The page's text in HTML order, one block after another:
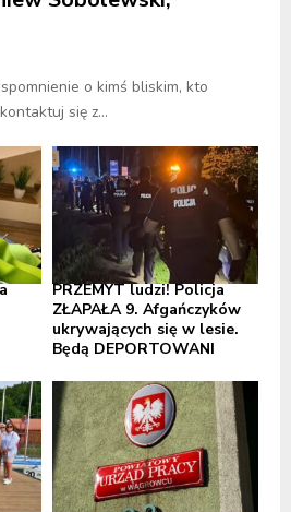
o kimś bliskim, kto
się z...
PRZEMYT ludzi! Policja
ZŁAPAŁA 9. Afgańczyków
ukrywających się w lesie.
Będą DEPORTOWANI